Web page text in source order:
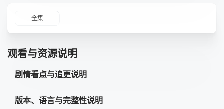
全集
观看与资源说明
剧情看点与追更说明
版本、语言与完整性说明